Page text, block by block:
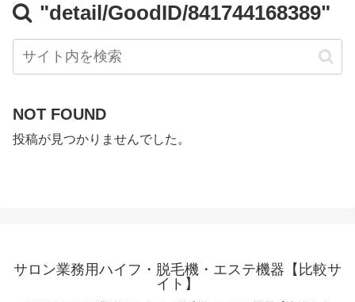
"detail/GoodID/841744168389"
NOT FOUND
投稿が見つかりませんでした。
サロン業務用ハイフ・脱毛機・エステ機器【比較サ
イト】